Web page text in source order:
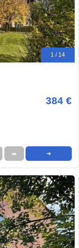
1 / 14
384 €
➦ ➜